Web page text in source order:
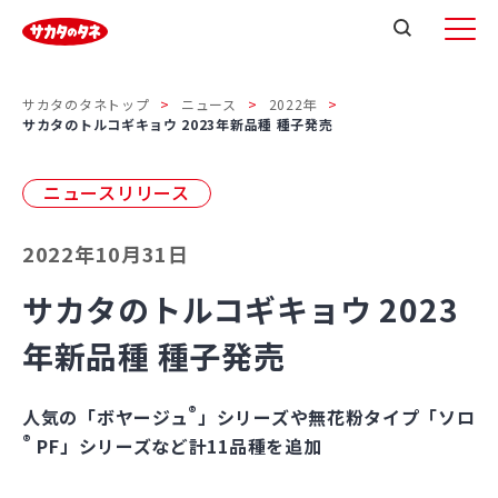
サカタのタネトップ ニュース
2022年
サカタのトルコギキョウ 2023年新品種 種子発売
ニュースリリース
2022年10月31日
サカタのトルコギキョウ 2023
年新品種 種子発売
人気の「ボヤージュ®」シリーズや無花粉タイプ「ソロ
® PF」シリーズなど計11品種を追加